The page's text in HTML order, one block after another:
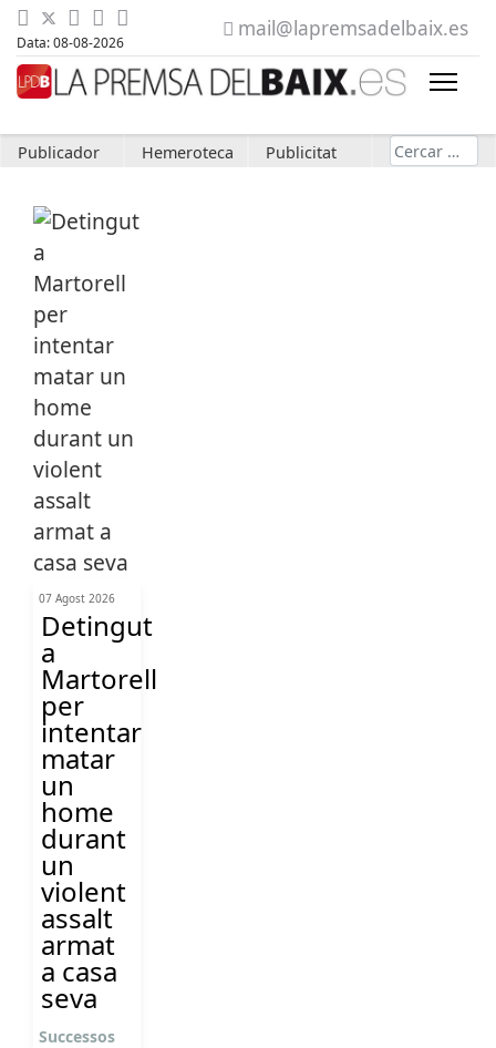
Data: 08-08-2026
mail@lapremsadelbaix.es
Publicador Hemeroteca Publicitat Cerca
07 Agost 2026
Detingut
a
Martorell
per
intentar
matar
un
home
durant
un
violent
assalt
armat
a casa
seva
Successos